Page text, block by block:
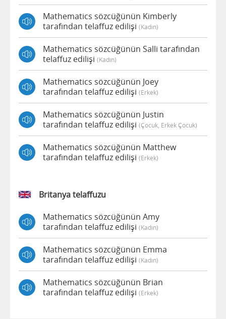
Mathematics sözcüğünün Kimberly
tarafından telaffuz edilişi (kadın)
Mathematics sözcüğünün Salli tarafından
telaffuz edilişi (kadın)
Mathematics sözcüğünün Joey
tarafından telaffuz edilişi (erkek)
Mathematics sözcüğünün Justin
tarafından telaffuz edilişi (çocuk, Erkek Çocuk)
Mathematics sözcüğünün Matthew
tarafından telaffuz edilişi (erkek)
Britanya telaffuzu
Mathematics sözcüğünün Amy
tarafından telaffuz edilişi (kadın)
Mathematics sözcüğünün Emma
tarafından telaffuz edilişi (kadın)
Mathematics sözcüğünün Brian
tarafından telaffuz edilişi (erkek)